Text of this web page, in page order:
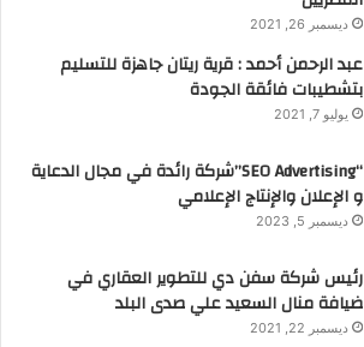
ديسمبر 26, 2021
عبد الرحمن أحمد : قرية ريتان جاهزة للتسليم
بتشطيبات فائقة الجودة
يوليو 7, 2021
“SEO Advertising”شركة رائدة في مجال الدعاية
و الإعلان والإنتاج الإعلامي
ديسمبر 5, 2023
رئيس شركة سفن دي للتطوير العقاري في
ضيافة منال السعيد علي صدى البلد
ديسمبر 22, 2021